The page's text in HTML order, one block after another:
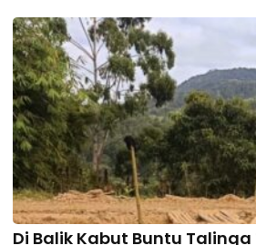
Di Balik Kabut Buntu